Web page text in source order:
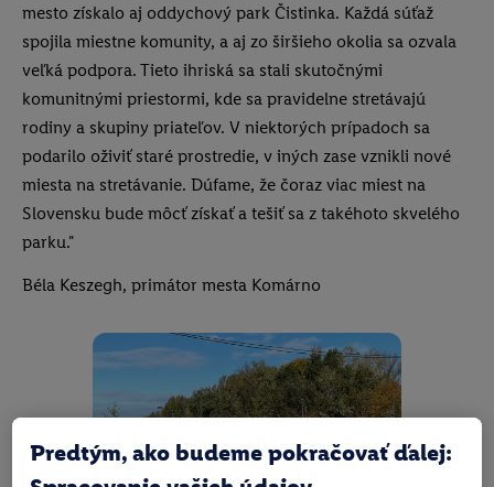
mesto získalo aj oddychový park Čistinka. Každá súťaž
spojila miestne komunity, a aj zo širšieho okolia sa ozvala
veľká podpora. Tieto ihriská sa stali skutočnými
komunitnými priestormi, kde sa pravidelne stretávajú
rodiny a skupiny priateľov. V niektorých prípadoch sa
podarilo oživiť staré prostredie, v iných zase vznikli nové
miesta na stretávanie. Dúfame, že čoraz viac miest na
Slovensku bude môcť získať a tešiť sa z takéhoto skvelého
parku."
Béla Keszegh, primátor mesta Komárno
Predtým, ako budeme pokračovať ďalej: